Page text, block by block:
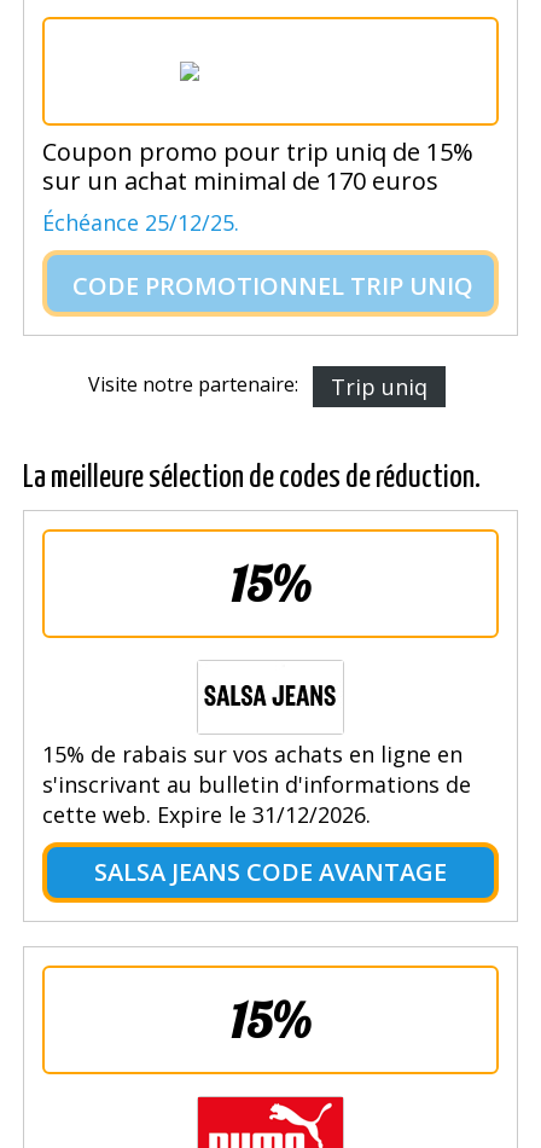
Coupon promo pour trip uniq de 15%
sur un achat minimal de 170 euros
Échéance 25/12/25.
CODE PROMOTIONNEL TRIP UNIQ
Visite notre partenaire: Trip uniq
La meilleure sélection de codes de réduction.
15%
15% de rabais sur vos achats en ligne en
s'inscrivant au bulletin d'informations de
cette web. Expire le 31/12/2026.
SALSA JEANS CODE AVANTAGE
15%